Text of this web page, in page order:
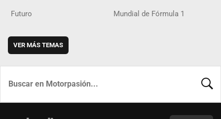
Futuro Mundial de Fórmula 1
VER MÁS TEMAS